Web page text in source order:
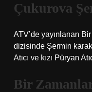
Çukurova
ATV’de yayınlanan
dizisinde Şermin
Atıcı ve kızı Püryan
Bir